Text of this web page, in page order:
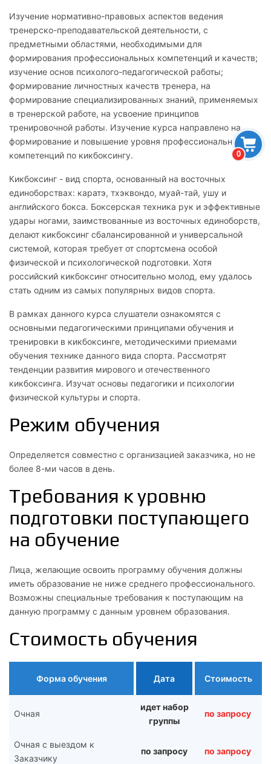
0
Изучение нормативно-правовых аспектов ведения
тренерско-преподавательской деятельности, с
предметными областями, необходимыми для
формирования профессиональных компетенций и качеств;
изучение основ психолого-педагогической работы;
формирование личностных качеств тренера, на
формирование специализированных знаний, применяемых
в тренерской работе, на усвоение принципов
тренировочной работы. Изучение курса направлено на
формирование и повышение уровня профессиональных
компетенций по кикбоксингу.
Кикбоксинг - вид спорта, основанный на восточных
единоборствах: каратэ, тхэквондо, муай-тай, ушу и
английского бокса. Боксерская техника рук и эффективные
удары ногами, заимствованные из восточных единоборств,
делают кикбоксинг сбалансированной и универсальной
системой, которая требует от спортсмена особой
физической и психологической подготовки. Хотя
российский кикбоксинг относительно молод, ему удалось
стать одним из самых популярных видов спорта.
В рамках данного курса слушатели ознакомятся с
основными педагогическими принципами обучения и
тренировки в кикбоксинге, методическими приемами
обучения технике данного вида спорта. Рассмотрят
тенденции развития мирового и отечественного
кикбоксинга. Изучат основы педагогики и психологии
физической культуры и спорта.
Режим обучения
Определяется совместно с организацией заказчика, но не
более 8-ми часов в день.
Требования к уровню
подготовки поступающего
на обучение
Лица, желающие освоить программу обучения должны
иметь образование не ниже среднего профессионального.
Возможны специальные требования к поступающим на
данную программу с данным уровнем образования.
Стоимость обучения
Форма обучения Дата Стоимость
Очная
идет набор
группы
по запросу
Очная с выездом к
Заказчику
по запросу по запросу